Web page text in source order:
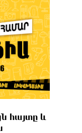
հայտը և